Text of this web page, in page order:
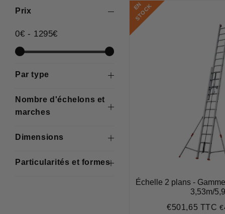
Prix
0€ - 1295€
Par type
Nombre d'échelons et
marches
Dimensions
Particularités et formes
E
N
S
T
O
C
K
Échelle 2 plans -
3,53m/
Prix
€501,65 TTC